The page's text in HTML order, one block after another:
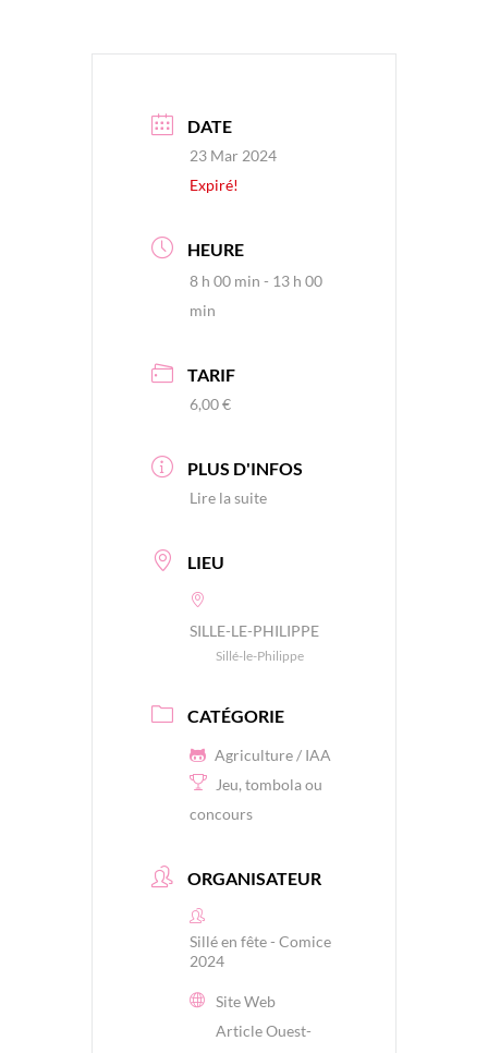
DATE
23 Mar 2024
Expiré!
HEURE
8 h 00 min - 13 h 00
min
TARIF
6,00 €
PLUS D'INFOS
Lire la suite
LIEU
SILLE-LE-PHILIPPE
Sillé-le-Philippe
CATÉGORIE
Agriculture / IAA
Jeu, tombola ou
concours
ORGANISATEUR
Sillé en fête - Comice
2024
Site Web
Article Ouest-